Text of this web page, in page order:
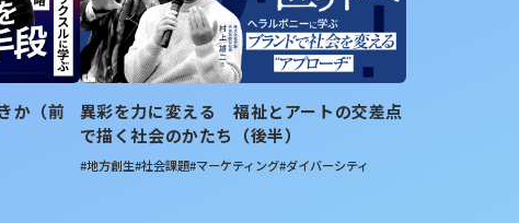
か（前
異彩を力に変える 福祉とアートの交差点
で描く社会のかたち（後半）
#地方創生#社会課題#マーケティング#ダイバーシティ